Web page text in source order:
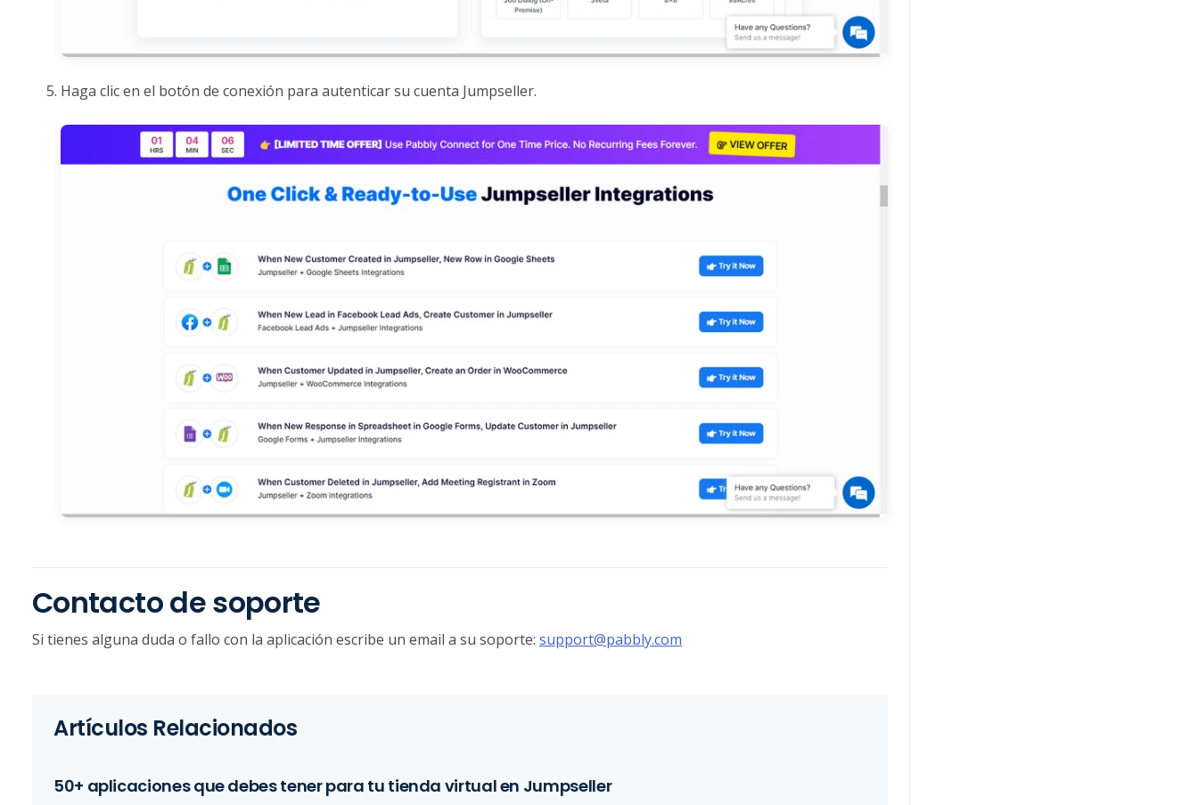
Haga clic en el botón de conexión para autenticar su cuenta Jumpseller.
Contacto de soporte
Si tienes alguna duda o fallo con la aplicación escribe un email a su soporte: support@pabbly.com
Artículos Relacionados
50+ aplicaciones que debes tener para tu tienda virtual en Jumpseller